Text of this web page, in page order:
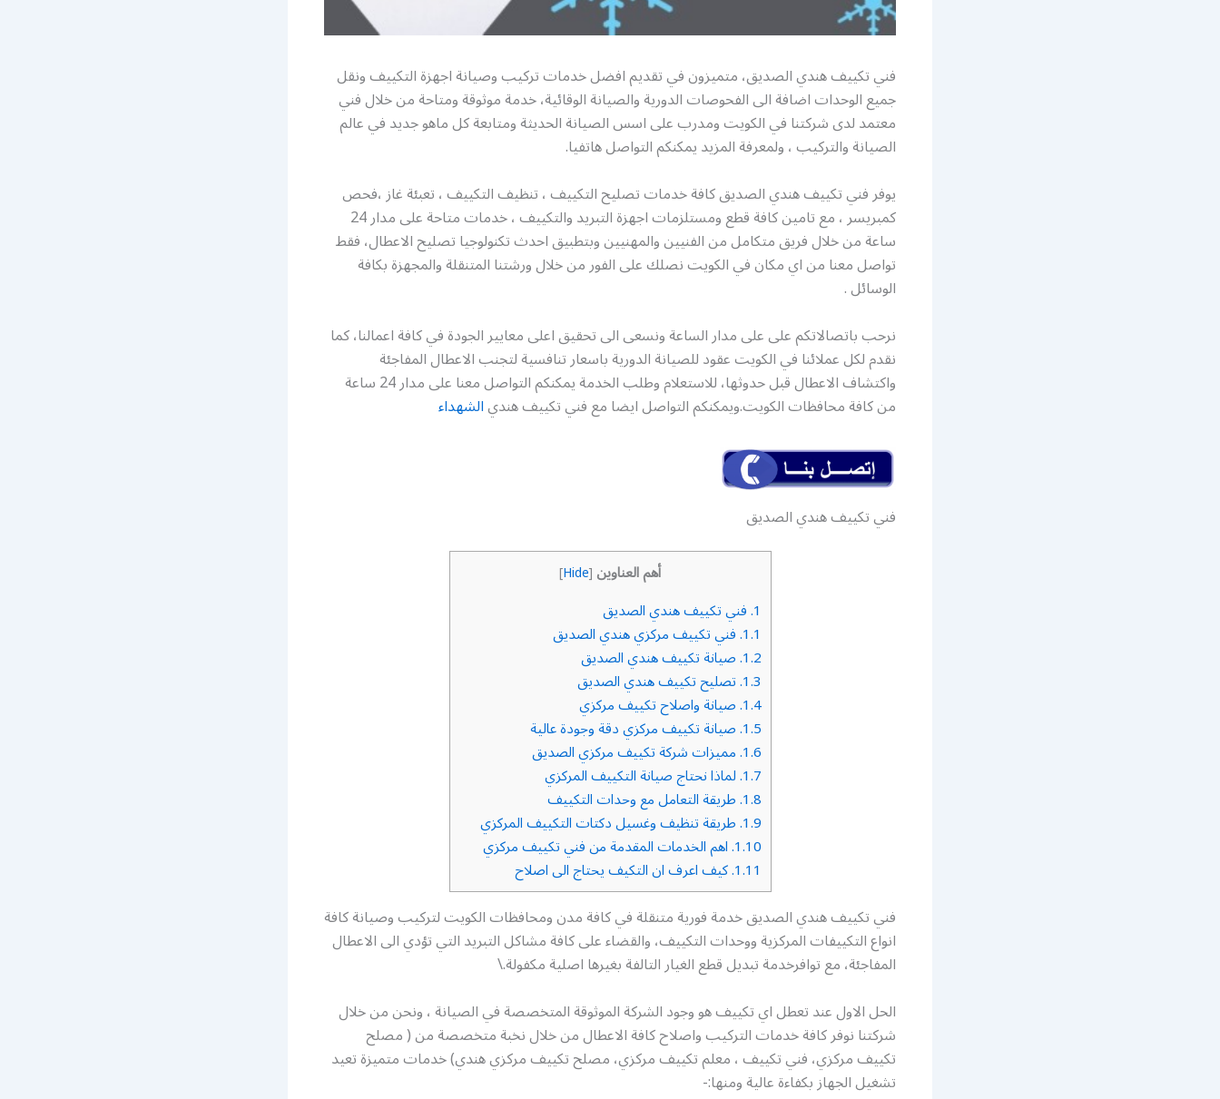
فني تكييف هندي الصديق، متميزون في تقديم افضل خدمات تركيب وصيانة اجهزة التكييف ونقل
جميع الوحدات اضافة الى الفحوصات الدورية والصيانة الوقائية، خدمة موثوقة ومتاحة من خلال فني
معتمد لدى شركتنا في الكويت ومدرب على اسس الصيانة الحديثة ومتابعة كل ماهو جديد في عالم
الصيانة والتركيب ، ولمعرفة المزيد يمكنكم التواصل هاتفيا.
يوفر فني تكييف هندي الصديق كافة خدمات تصليح التكييف ، تنظيف التكييف ، تعبئة غاز ،فحص
كمبريسر ، مع تامين كافة قطع ومستلزمات اجهزة التبريد والتكييف ، خدمات متاحة على مدار 24
ساعة من خلال فريق متكامل من الفنيين والمهنيين وبتطبيق احدث تكنولوجيا تصليح الاعطال، فقط
تواصل معنا من اي مكان في الكويت نصلك على الفور من خلال ورشتنا المتنقلة والمجهزة بكافة
الوسائل .
نرحب باتصالاتكم على على مدار الساعة ونسعى الى تحقيق اعلى معايير الجودة في كافة اعمالنا، كما
نقدم لكل عملائنا في الكويت عقود للصيانة الدورية باسعار تنافسية لتجنب الاعطال المفاجئة
واكتشاف الاعطال قبل حدوثها، للاستعلام وطلب الخدمة يمكنكم التواصل معنا على مدار 24 ساعة
من كافة محافظات الكويت.ويمكنكم التواصل ايضا مع فني تكييف هنديالشهداء
فني تكييف هندي الصديق
أهم العناوين [
Hide
]
1. فني تكييف هندي الصديق
1.1. فني تكييف مركزي هندي الصديق
1.2. صيانة تكييف هندي الصديق
1.3. تصليح تكييف هندي الصديق
1.4. صيانة واصلاح تكييف مركزي
1.5. صيانة تكييف مركزي دقة وجودة عالية
1.6. مميزات شركة تكييف مركزي الصديق
1.7. لماذا نحتاج صيانة التكييف المركزي
1.8. طريقة التعامل مع وحدات التكييف
1.9. طريقة تنظيف وغسيل دكتات التكييف المركزي
1.10. اهم الخدمات المقدمة من فني تكييف مركزي
1.11. كيف اعرف ان التكيف يحتاج الى اصلاح
فني تكييف هندي الصديق خدمة فورية متنقلة في كافة مدن ومحافظات الكويت لتركيب وصيانة كافة
انواع التكييفات المركزية ووحدات التكييف، والقضاء على كافة مشاكل التبريد التي تؤدي الى الاعطال
المفاجئة، مع توافرخدمة تبديل قطع الغيار التالفة بغيرها اصلية مكفولة.\
الحل الاول عند تعطل اي تكييف هو وجود الشركة الموثوقة المتخصصة في الصيانة ، ونحن من خلال
شركتنا نوفر كافة خدمات التركيب واصلاح كافة الاعطال من خلال نخبة متخصصة من ( مصلح
تكييف مركزي، فني تكييف ، معلم تكييف مركزي، مصلح تكييف مركزي هندي) خدمات متميزة تعيد
تشغيل الجهاز بكفاءة عالية ومنها:-